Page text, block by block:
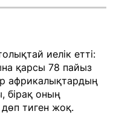
иелік етті:
қарсы 78 пайыз
африкалықтардың
бірақ оның
тиген жоқ.